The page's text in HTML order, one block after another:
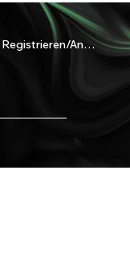
Registrieren/Anmelden